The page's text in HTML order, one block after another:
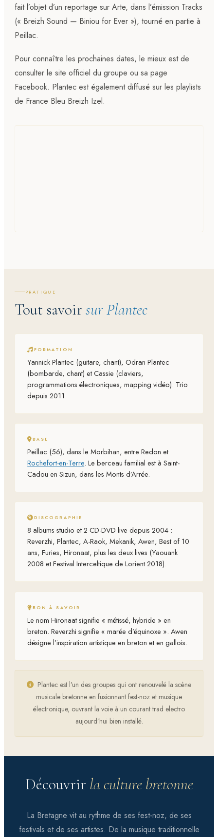
fait l’objet d’un reportage sur Arte, dans l’émission Tracks
(« Breizh Sound — Biniou for Ever »), tourné en partie à
Peillac.
Pour connaître les prochaines dates, le mieux est de
consulter le site officiel du groupe ou sa page
Facebook. Plantec est également diffusé sur les playlists
de France Bleu Breizh Izel.
PRATIQUE
Tout savoir sur Plantec
FORMATION
Yannick Plantec (guitare, chant), Odran Plantec
(bombarde, chant) et Cassie (claviers,
programmations électroniques, mapping vidéo). Trio
depuis 2011.
BASE
Peillac (56), dans le Morbihan, entre Redon et
Rochefort-en-Terre. Le berceau familial est à Saint-
Cadou en Sizun, dans les Monts d’Arrée.
DISCOGRAPHIE
8 albums studio et 2 CD-DVD live depuis 2004 :
Reverzhi, Plantec, A-Raok, Mekanik, Awen, Best of 10
ans, Furies, Hironaat, plus les deux lives (Yaouank
2008 et Festival Interceltique de Lorient 2018).
BON À SAVOIR
Le nom Hironaat signifie « métissé, hybride » en
breton. Reverzhi signifie « marée d’équinoxe ». Awen
désigne l’inspiration artistique en breton et en gallois.
Plantec est l’un des groupes qui ont renouvelé la scène
musicale bretonne en fusionnant fest-noz et musique
électronique, ouvrant la voie à un courant trad electro
aujourd’hui bien installé.
Découvrir la culture bretonne
La Bretagne vit au rythme de ses fest-noz, de ses
festivals et de ses artistes. De la musique traditionnelle